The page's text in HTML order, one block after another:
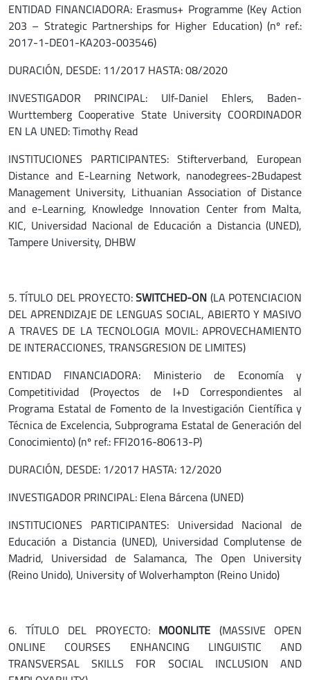
ENTIDAD FINANCIADORA: Erasmus+ Programme (Key Action
203 – Strategic Partnerships for Higher Education) (nº ref.:
2017-1-DE01-KA203-003546)
DURACIÓN, DESDE: 11/2017 HASTA: 08/2020
INVESTIGADOR PRINCIPAL: Ulf-Daniel Ehlers, Baden-
Wurttemberg Cooperative State University COORDINADOR
EN LA UNED: Timothy Read
INSTITUCIONES PARTICIPANTES: Stifterverband, European
Distance and E-Learning Network, nanodegrees-2Budapest
Management University, Lithuanian Association of Distance
and e-Learning, Knowledge Innovation Center from Malta,
KIC, Universidad Nacional de Educación a Distancia (UNED),
Tampere University, DHBW
5. TÍTULO DEL PROYECTO:SWITCHED-ON (LA POTENCIACION
DEL APRENDIZAJE DE LENGUAS SOCIAL, ABIERTO Y MASIVO
A TRAVES DE LA TECNOLOGIA MOVIL: APROVECHAMIENTO
DE INTERACCIONES, TRANSGRESION DE LIMITES)
ENTIDAD FINANCIADORA: Ministerio de Economía y
Competitividad (Proyectos de I+D Correspondientes al
Programa Estatal de Fomento de la Investigación Científica y
Técnica de Excelencia, Subprograma Estatal de Generación del
Conocimiento) (nº ref.: FFI2016-80613-P)
DURACIÓN, DESDE: 1/2017 HASTA: 12/2020
INVESTIGADOR PRINCIPAL: Elena Bárcena (UNED)
INSTITUCIONES PARTICIPANTES: Universidad Nacional de
Educación a Distancia (UNED), Universidad Complutense de
Madrid, Universidad de Salamanca, The Open University
(Reino Unido), University of Wolverhampton (Reino Unido)
6. TÍTULO DEL PROYECTO: MOONLITE (MASSIVE OPEN
ONLINE COURSES ENHANCING LINGUISTIC AND
TRANSVERSAL SKILLS FOR SOCIAL INCLUSION AND